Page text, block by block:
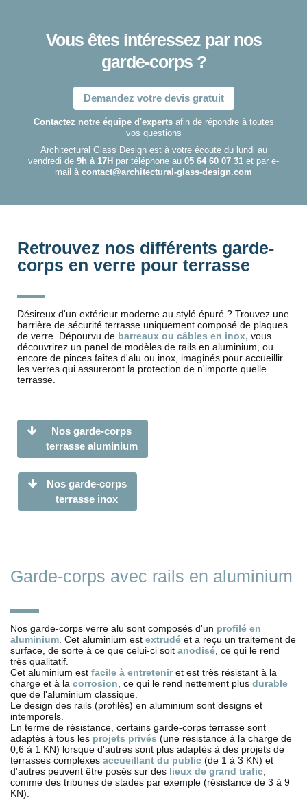
Vous êtes intéressez par nos
garde-corps ?
Demandez votre devis gratuit
Contactez notre équipe d'expertsafin de répondre à toutes
vos questions
Architectural Glass Design est à votre écoute du lundi au
vendredi de 9h à 17H par téléphone au 05 64 60 07 31 et par e-
mail à contact@architectural-glass-design.com
Retrouvez nos différents garde-
corps en verre pour terrasse
Désireux d'un extérieur moderne au stylé épuré ? Trouvez une
barrière de sécurité terrasse uniquement composé de plaques
de verre. Dépourvu de barreaux ou câbles en inox, vous
découvrirez un panel de modèles de rails en aluminium, ou
encore de pinces faites d'alu ou inox, imaginés pour accueillir
les verres qui assureront la protection de n'importe quelle
terrasse.
Nos garde-corps
terrasse aluminium
Nos garde-corps
terrasse inox
Garde-corps avec rails en aluminium
Nos garde-corps verre alu sont composés d'un profilé en
aluminium. Cet aluminium est extrudé et a reçu un traitement de
surface, de sorte à ce que celui-ci soit anodisé, ce qui le rend
très qualitatif.
Cet aluminium est facile à entreteniret est très résistant à la
charge et à la corrosion, ce qui le rend nettement plus durable
que de l'aluminium classique.
Le design des rails (profilés) en aluminium sont designs et
intemporels.
En terme de résistance, certains garde-corps terrasse sont
adaptés à tous les projets privés (une résistance à la charge de
0,6 à 1 KN) lorsque d'autres sont plus adaptés à des projets de
terrasses complexes accueillant du public (de 1 à 3 KN) et
d'autres peuvent être posés sur des lieux de grand trafic,
comme des tribunes de stades par exemple (résistance de 3 à 9
KN).